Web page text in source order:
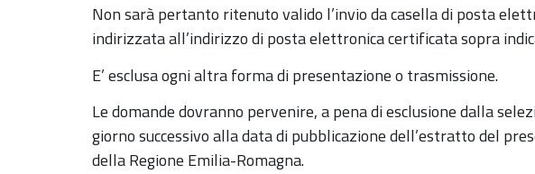
Non sarà pertanto ritenuto valido l’invio da casella di posta
indirizzata all’indirizzo di posta elettronica certificata sopra
E’ esclusa ogni altra forma di presentazione o trasmissione.
Le domande dovranno pervenire, a pena di esclusione dalla
giorno successivo alla data di pubblicazione dell’estratto del
della Regione Emilia-Romagna.